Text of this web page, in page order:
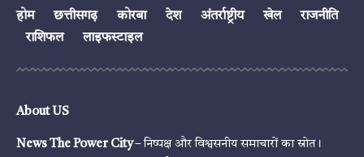
होम छत्तीसगढ़ कोरबा देश अंतर्राष्ट्रीय खेल
राजनीति
राशिफल
लाइफस्टाइल
About US
News The Power City– निष्पक्ष और विश्वसनीय समाचारों का स्रोत।